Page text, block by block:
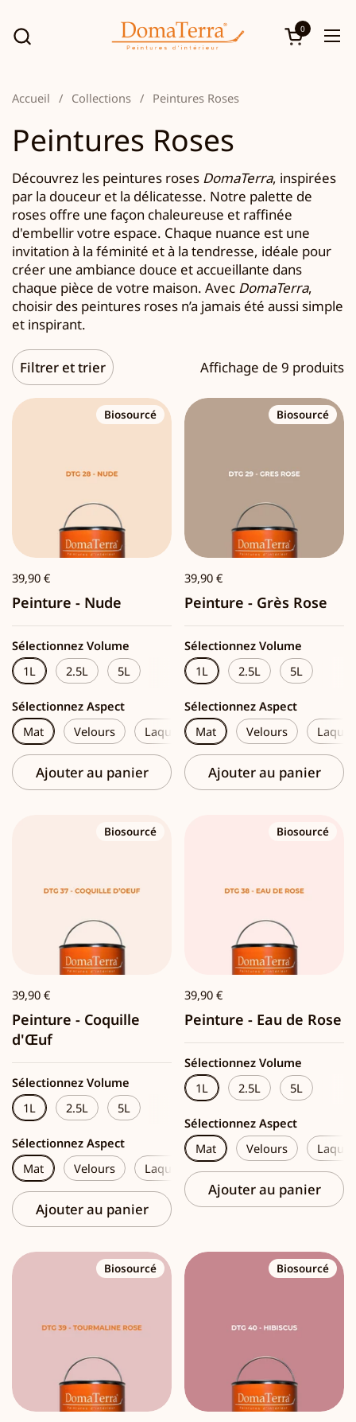
Ouvrir le
0
Accueil / Collections / Peintures Roses
Peintures Roses
Découvrez les peintures roses DomaTerra, inspirées
par la douceur et la délicatesse. Notre palette de
roses offre une façon chaleureuse et raffinée
d'embellir votre espace. Chaque nuance est une
invitation à la féminité et à la tendresse, idéale pour
créer une ambiance douce et accueillante dans
chaque pièce de votre maison. Avec DomaTerra,
choisir des peintures roses n’a jamais été aussi simple
et inspirant.
Filtrer et trier Affichage de 9 produits
39,90 €
Peinture - Nude
Sélectionnez Volume
1L
2.5L 5L
Sélectionnez Aspect
Mat
Velours Laque
Ajouter au panier
Biosourcé
39,90 €
Peinture - Grès Rose
Sélectionnez Volume
1L
2.5L 5L
Sélectionnez Aspect
Mat
Velours Laques
Ajouter au panier
Biosourcé
39,90 €
Peinture - Coquille
d'Œuf
Sélectionnez Volume
1L
2.5L 5L
Sélectionnez Aspect
Mat
Velours Laque
Ajouter au panier
Biosourcé
39,90 €
Peinture - Eau de Rose
Sélectionnez Volume
1L
2.5L 5L
Sélectionnez Aspect
Mat
Velours Laque
Ajouter au panier
Biosourcé
Biosourcé Biosourcé